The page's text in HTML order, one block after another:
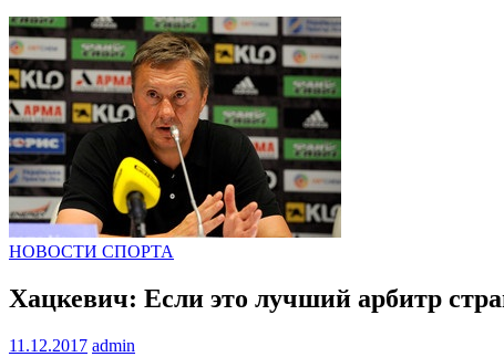
НОВОСТИ СПОРТА
Хацкевич: Если это лучший арбитр
11.12.2017 admin